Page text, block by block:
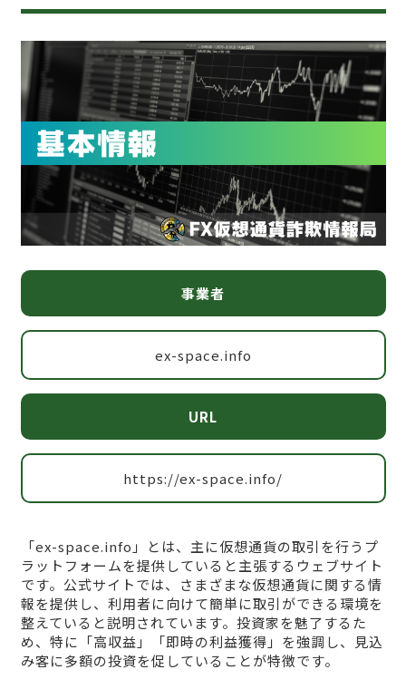
事業者
ex-space.info
URL
https://ex-space.info/
「ex-space.info」とは、主に仮想通貨の取引を行うプ
ラットフォームを提供していると主張するウェブサイト
です。公式サイトでは、さまざまな仮想通貨に関する情
報を提供し、利用者に向けて簡単に取引ができる環境を
整えていると説明されています。投資家を魅了するた
め、特に「高収益」「即時の利益獲得」を強調し、見込
み客に多額の投資を促していることが特徴です。